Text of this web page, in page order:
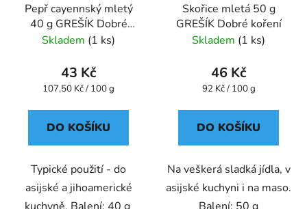
Pepř cayennský mletý
40 g GREŠÍK Dobré
koření
Skladem (1 ks)
43 Kč
Měrná
107,50 Kč / 100 g
DO KOŠÍKU
Typické použití - do
asijské a jihoamerické
kuchyně. Balení: 40 g
Skořice mletá 50 g
GREŠÍK Dobré koření
Skladem (1 ks)
46 Kč
Měrná
92 Kč / 100 g
DO KOŠÍKU
Na veškerá sladká jídla, v
asijské kuchyni i na maso.
Balení: 50 g